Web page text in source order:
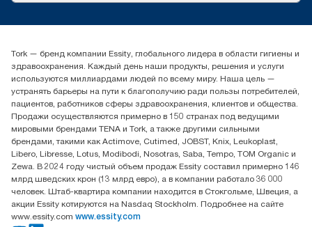
(+7) 777 779 0095
Контакты на рынках СНГ
ООО «Эссити», Представительство в Казахстане Пр.
Достык, 210, 2 блок, 3 этаж,
офис №32 050051, г.
Алматы, Казахстан
Tork — бренд компании Essity, глобального лидера в области гигиены и
здравоохранения. Каждый день наши продукты, решения и услуги
используются миллиардами людей по всему миру. Наша цель —
устранять барьеры на пути к благополучию ради пользы потребителей,
пациентов, работников сферы здравоохранения, клиентов и общества.
Продажи осуществляются примерно в 150 странах под ведущими
мировыми брендами TENA и Tork, а также другими сильными
брендами, такими как Actimove, Cutimed, JOBST, Knix, Leukoplast,
Libero, Libresse, Lotus, Modibodi, Nosotras, Saba, Tempo, TOM Organic и
Zewa. В 2024 году чистый объем продаж Essity составил примерно 146
млрд шведских крон (13 млрд евро), а в компании работало 36 000
человек. Штаб-квартира компании находится в Стокгольме, Швеция, а
акции Essity котируются на Nasdaq Stockholm. Подробнее на сайте
www.essity.com www.essity.com